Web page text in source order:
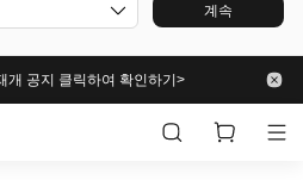
계속
개 공지 클릭하여 확인하기>